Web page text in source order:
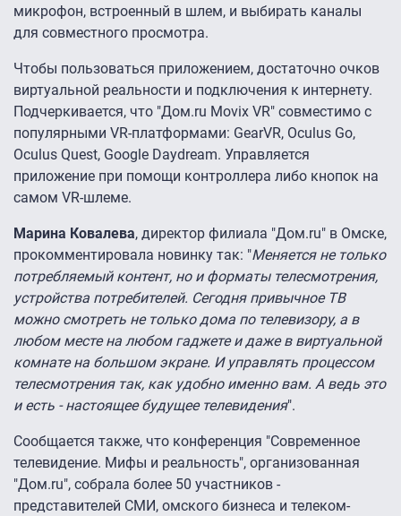
микрофон, встроенный в шлем, и выбирать каналы
для совместного просмотра.
Чтобы пользоваться приложением, достаточно очков
виртуальной реальности и подключения к интернету.
Подчеркивается, что "Дом.ru Movix VR" совместимо с
популярными VR-платформами: GearVR, Oculus Go,
Oculus Quest, Google Daydream. Управляется
приложение при помощи контроллера либо кнопок на
самом VR-шлеме.
Марина Ковалева, директор филиала "Дом.ru" в Омске,
прокомментировала новинку так: "Меняется не только
потребляемый контент, но и форматы телесмотрения,
устройства потребителей. Сегодня привычное ТВ
можно смотреть не только дома по телевизору, а в
любом месте на любом гаджете и даже в виртуальной
комнате на большом экране. И управлять процессом
телесмотрения так, как удобно именно вам. А ведь это
и есть - настоящее будущее телевидения".
Сообщается также, что конференция "Современное
телевидение. Мифы и реальность", организованная
"Дом.ru", собрала более 50 участников -
представителей СМИ, омского бизнеса и телеком-